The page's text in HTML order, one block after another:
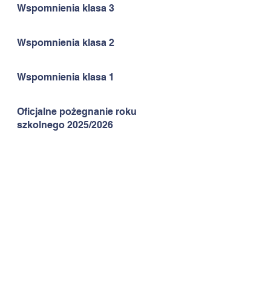
Wspomnienia klasa 3
Wspomnienia klasa 2
Wspomnienia klasa 1
Oficjalne pożegnanie roku
szkolnego 2025/2026